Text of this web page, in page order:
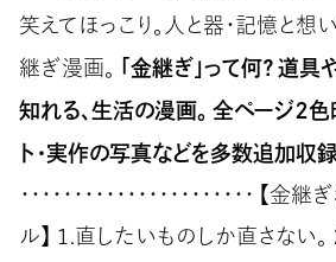
笑えてほっこり。人と器・記憶と想
継ぎ漫画。 「金継ぎ」って何？ 道
知れる、生活の漫画。 全ページ２色
ト・実作の写真などを多数追加収録
・・・・・・・・・・・・・・・・・・・・・・
ル】 １.直したいものしか直さない